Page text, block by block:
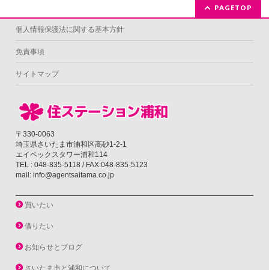
PAGETOP
個人情報保護法に関する基本方針
免責事項
サイトマップ
〒330-0063
埼玉県さいたま市浦和区高砂1-2-1
エイペックスタワー浦和114
TEL : 048-835-5118 / FAX:048-835-5123
mail: info@agentsaitama.co.jp
買いたい
借りたい
お知らせとブログ
さいたま市と浦和について